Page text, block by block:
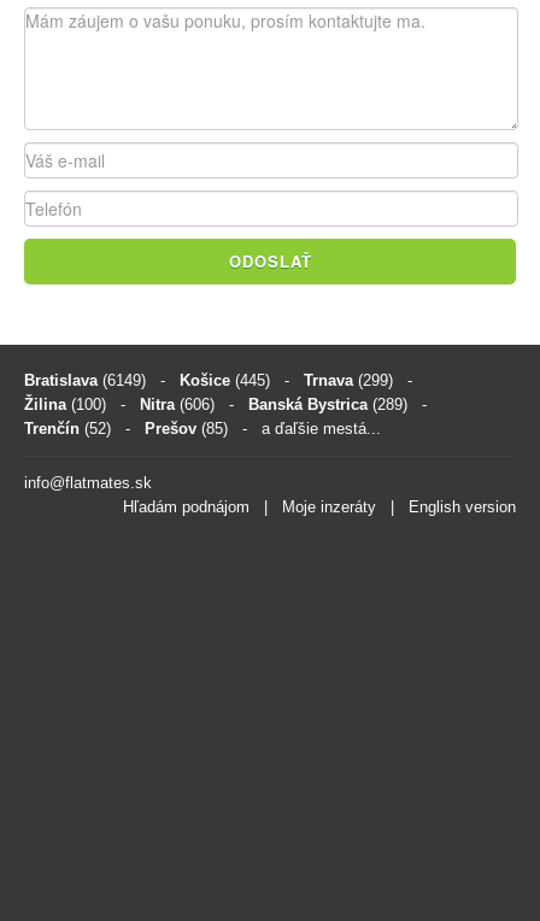
ODOSLAŤ
Bratislava (6149) - Košice (445) - Trnava (299) -
Žilina (100) - Nitra (606) - Banská Bystrica (289) -
Trenčín (52) - Prešov (85) - a ďaľšie mestá...
info@flatmates.sk
Hľadám podnájom
Moje inzeráty English version